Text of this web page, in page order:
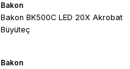
Bakon
Bakon BK500C LED 20X Akrobat
Büyüteç
Bakon